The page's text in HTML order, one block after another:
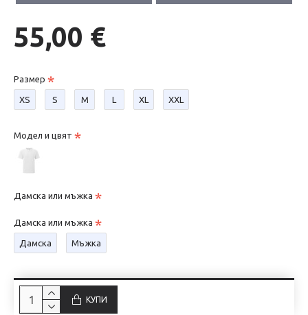
55,00 €
Размер
XS S М L XL XXL
Модел и цвят
Дамска или мъжка
Дамска или мъжка
Дамска Мъжка
КУПИ